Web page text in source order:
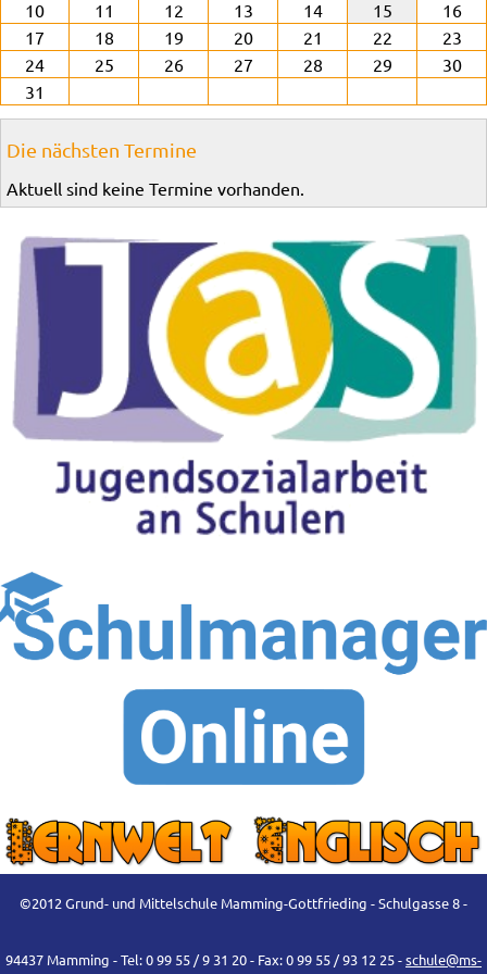
10
11 12 13 14 15
16
17
18 19 20 21 22
23
24
25 26 27 28 29
30
31
Die nächsten Termine
Aktuell sind keine Termine vorhanden.
©2012 Grund- und Mittelschule Mamming-Gottfrieding - Schulgasse 8 -
94437 Mamming - Tel: 0 99 55 / 9 31 20 - Fax: 0 99 55 / 93 12 25 -schule@ms-